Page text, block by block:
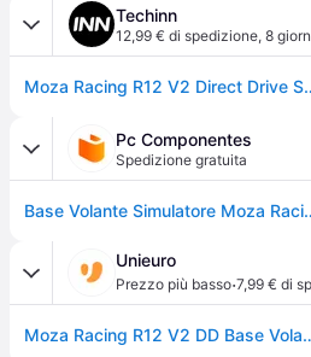
Techinn
12,99 € di spedizione, 8
Moza Racing
Pc Componentes
Spedizione gratuita
Base Volante
Unieuro
Prezzo più basso·7,99 € di
Moza Racing